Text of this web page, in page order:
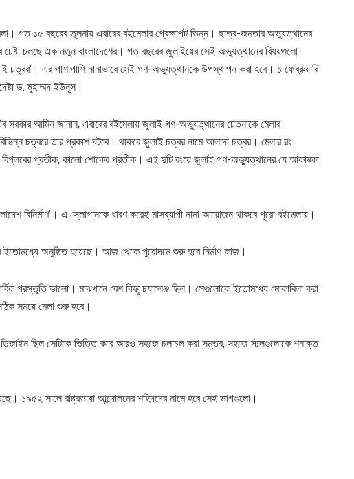
গত ১৫ বছরের তুলনায় এবারের বইমেলার প্রেক্ষাপট ভিন্ন। ছাত্র-জনতার অভ্যুত্থানের
চেষ্টা চলছে এক নতুন বাংলাদেশের। গত বছরের জুলাইয়ের সেই অভ্যুত্থানের বিষয়গুলো
চত্বর’। এর পাশাপাশি নানাভাবে সেই গণ-অভ্যুত্থানকে উপস্থাপন করা হবে। ১ ফেব্রুয়ারি
ড. মুহাম্মদ ইউনূস।
সরকার আমিন জানান, এবারের বইমেলায় জুলাই গণ-অভ্যুত্থানের চেতনাকে মেলার
চত্বরে তার প্রকাশ ঘটবে। থাকবে জুলাই চত্বর নামে আলাদা চত্বর। মেলার রং
বিপ্লবের প্রতীক, কালো শোকের প্রতীক। এই দুটি রংয়ে জুলাই গণ-অভ্যুত্থানের যে আকাঙ্ক্ষা
বিনির্মাণ’। এ স্লোগানকে ধারণ করেই মাসব্যাপী নানা আয়োজন থাকবে পুরো বইমেলায়।
ইতোমধ্যে অনুষ্ঠিত হয়েছে। আজ থেকে পুরোদমে শুরু হবে নির্মাণ কাজ।
প্রস্তুতি ভালো। মাঝখানে বেশ কিছু চ্যালেঞ্জ ছিল। সেগুলোকে ইতোমধ্যে মোকাবিলা করা
সময়ে মেলা শুরু হবে।
ডিজাইন ছিল সেটিকে ভিত্তি করে আরও সহজে চলাচল করা সম্ভব, সহজে স্টলগুলোকে শনাক্ত
১৯৫২ সালে রাষ্ট্রভাষা আন্দোলনের শহিদদের নামে হবে সেই ভাগগুলো।